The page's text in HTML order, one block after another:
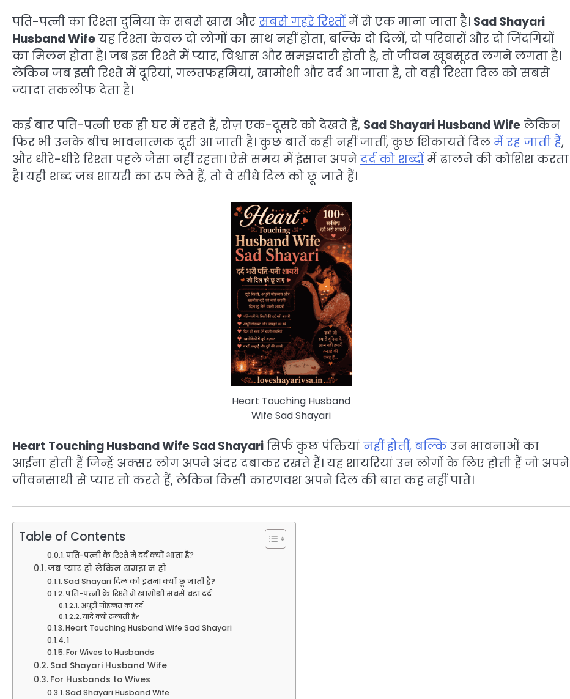
पति-पत्नी का रिश्ता दुनिया के सबसे खास औरसबसे गहरे रिश्तोंमें से एक माना जाता है। Sad Shayari
Husband Wifeयह रिश्ता केवल दो लोगों का साथ नहीं होता, बल्कि दो दिलों, दो परिवारों और दो जिंदगियों
का मिलन होता है। जब इस रिश्ते में प्यार, विश्वास और समझदारी होती है, तो जीवन खूबसूरत लगने लगता है।
लेकिन जब इसी रिश्ते में दूरियां, गलतफहमियां, खामोशी और दर्द आ जाता है, तो वही रिश्ता दिल को सबसे
ज्यादा तकलीफ देता है।
कई बार पति-पत्नी एक ही घर में रहते हैं, रोज़ एक-दूसरे को देखते हैं, Sad Shayari Husband Wifeलेकिन
फिर भी उनके बीच भावनात्मक दूरी आ जाती है। कुछ बातें कही नहीं जातीं, कुछ शिकायतें दिलमें रह जाती हैं,
और धीरे-धीरे रिश्ता पहले जैसा नहीं रहता। ऐसे समय में इंसान अपनेदर्द को शब्दोंमें ढालने की कोशिश करता
है। यही शब्द जब शायरी का रूप लेते हैं, तो वे सीधे दिल को छू जाते हैं।
Heart Touching Husband
Wife Sad Shayari
Heart Touching Husband Wife Sad Shayariसिर्फ कुछ पंक्तियांनहीं होतीं, बल्किउन भावनाओं का
आईना होती हैं जिन्हें अक्सर लोग अपने अंदर दबाकर रखते हैं। यह शायरियां उन लोगों के लिए होती हैं जो अपने
जीवनसाथी से प्यार तो करते हैं, लेकिन किसी कारणवश अपने दिल की बात कह नहीं पाते।
Table of Contents
पति-पत्नी के रिश्ते में दर्द क्यों आता है?
जब प्यार हो लेकिन समझ न हो
Sad Shayari दिल को इतना क्यों छू जाती है?
पति-पत्नी के रिश्ते में खामोशी सबसे बड़ा दर्द
अधूरी मोहब्बत का दर्द
यादें क्यों रुलाती हैं?
Heart Touching Husband Wife Sad Shayari
1
For Wives to Husbands
Sad Shayari Husband Wife
For Husbands to Wives
Sad Shayari Husband Wife